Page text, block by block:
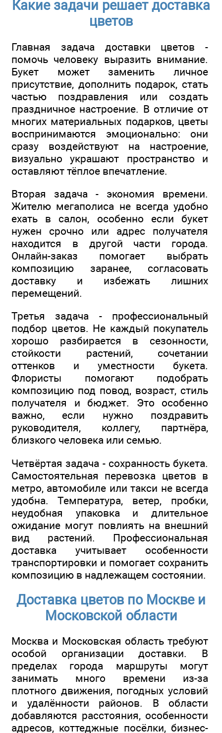
Какие задачи решает доставка
цветов
Главная задача доставки цветов -
помочь человеку выразить внимание.
Букет может заменить личное
присутствие, дополнить подарок, стать
частью поздравления или создать
праздничное настроение. В отличие от
многих материальных подарков, цветы
воспринимаются эмоционально: они
сразу воздействуют на настроение,
визуально украшают пространство и
оставляют тёплое впечатление.
Вторая задача - экономия времени.
Жителю мегаполиса не всегда удобно
ехать в салон, особенно если букет
нужен срочно или адрес получателя
находится в другой части города.
Онлайн-заказ помогает выбрать
композицию заранее, согласовать
доставку и избежать лишних
перемещений.
Третья задача - профессиональный
подбор цветов. Не каждый покупатель
хорошо разбирается в сезонности,
стойкости растений, сочетании
оттенков и уместности букета.
Флористы помогают подобрать
композицию под повод, возраст, стиль
получателя и бюджет. Это особенно
важно, если нужно поздравить
руководителя, коллегу, партнёра,
близкого человека или семью.
Четвёртая задача - сохранность букета.
Самостоятельная перевозка цветов в
метро, автомобиле или такси не всегда
удобна. Температура, ветер, пробки,
неудобная упаковка и длительное
ожидание могут повлиять на внешний
вид растений. Профессиональная
доставка учитывает особенности
транспортировки и помогает сохранить
композицию в надлежащем состоянии.
Доставка цветов по Москве и
Московской области
Москва и Московская область требуют
особой организации доставки. В
пределах города маршруты могут
занимать много времени из-за
плотного движения, погодных условий
и удалённости районов. В области
добавляются расстояния, особенности
адресов, коттеджные посёлки, бизнес-